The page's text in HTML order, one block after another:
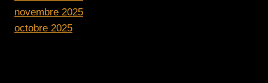
novembre 2025
octobre 2025